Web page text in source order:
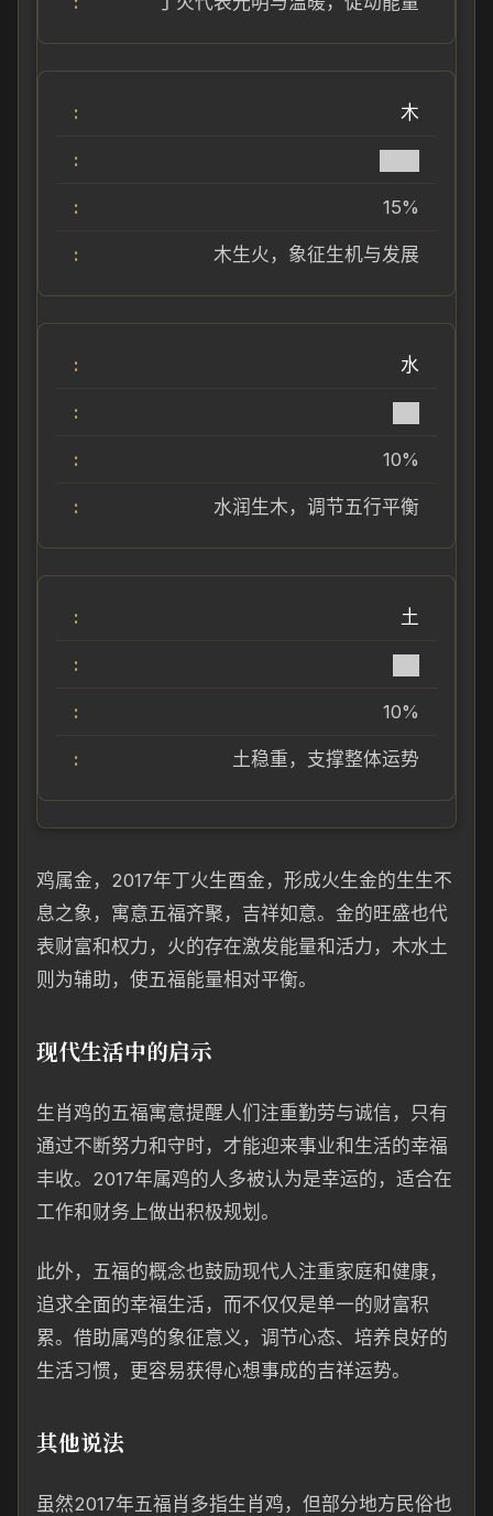
木
15%
木生火，象征生机与发展
水
10%
水润生木，调节五行平衡
土
10%
土稳重，支撑整体运势
鸡属金，2017年丁火生酉金，形成火生金的生生不
息之象，寓意五福齐聚，吉祥如意。金的旺盛也代
表财富和权力，火的存在激发能量和活力，木水土
则为辅助，使五福能量相对平衡。
现代生活中的启示
生肖鸡的五福寓意提醒人们注重勤劳与诚信，只有
通过不断努力和守时，才能迎来事业和生活的幸福
丰收。2017年属鸡的人多被认为是幸运的，适合在
工作和财务上做出积极规划。
此外，五福的概念也鼓励现代人注重家庭和健康，
追求全面的幸福生活，而不仅仅是单一的财富积
累。借助属鸡的象征意义，调节心态、培养良好的
生活习惯，更容易获得心想事成的吉祥运势。
其他说法
虽然2017年五福肖多指生肖鸡，但部分地方民俗也